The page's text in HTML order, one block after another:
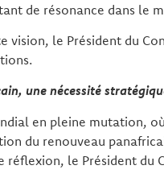
de résonance dans le
vision, le Président du
une nécessité
en pleine mutation,
du renouveau
réflexion, le Président du